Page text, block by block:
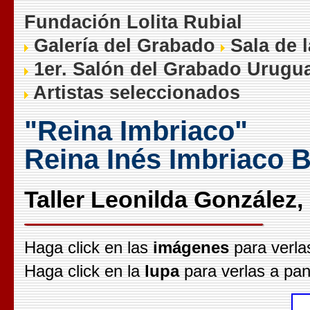
Fundación Lolita Rubial
Galería del Grabado
Sala de
1er. Salón del Grabado
Artistas seleccionados
"Reina Imbriaco"
Reina Inés Imbriaco
Taller Leonilda
Haga click en las imágenes para
Haga click en la lupapara verlas a